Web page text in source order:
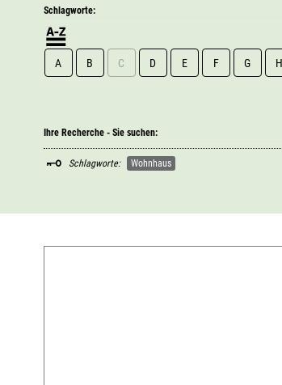
Schlagworte:
A B C D E F G H
Ihre Recherche - Sie suchen:
Schlagworte: Wohnhaus